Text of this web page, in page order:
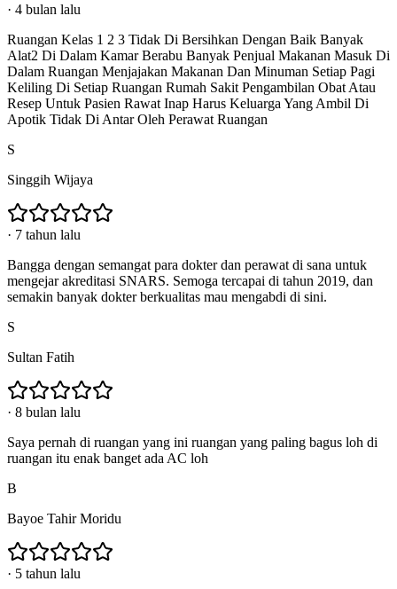
· 4 bulan lalu
Ruangan Kelas 1 2 3 Tidak Di Bersihkan Dengan Baik Banyak
Alat2 Di Dalam Kamar Berabu Banyak Penjual Makanan Masuk Di
Dalam Ruangan Menjajakan Makanan Dan Minuman Setiap Pagi
Keliling Di Setiap Ruangan Rumah Sakit Pengambilan Obat Atau
Resep Untuk Pasien Rawat Inap Harus Keluarga Yang Ambil Di
Apotik Tidak Di Antar Oleh Perawat Ruangan
S
Singgih Wijaya
· 7 tahun lalu
Bangga dengan semangat para dokter dan perawat di sana untuk
mengejar akreditasi SNARS. Semoga tercapai di tahun 2019, dan
semakin banyak dokter berkualitas mau mengabdi di sini.
S
Sultan Fatih
· 8 bulan lalu
Saya pernah di ruangan yang ini ruangan yang paling bagus loh di
ruangan itu enak banget ada AC loh
B
Bayoe Tahir Moridu
· 5 tahun lalu